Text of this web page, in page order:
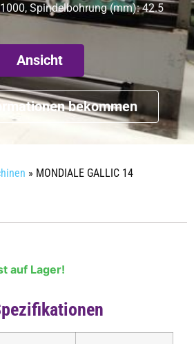
Spindelbohrung (mm): 42.5
Ansicht
bekommen
» MONDIALE GALLIC 14
auf Lager!